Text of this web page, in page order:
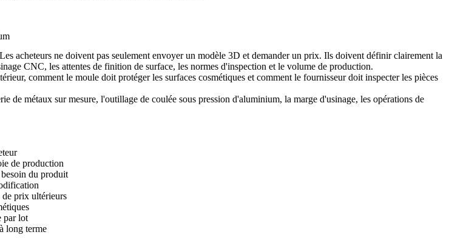
acheteurs ne doivent pas seulement envoyer un modèle 3D et demander un prix. Ils doivent définir clairement la
CNC, les attentes de finition de surface, les normes d'inspection et le volume de production.
comment le moule doit protéger les surfaces cosmétiques et comment le fournisseur doit inspecter les pièces
de métaux sur mesure, l'outillage de coulée sous pression d'aluminium, la marge d'usinage, les opérations de
de production
du produit
de prix ultérieurs
par lot
long terme